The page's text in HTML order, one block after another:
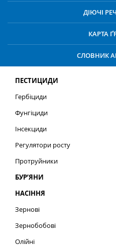
ДІЮЧІ
КАРТА
СЛОВНИК
ПЕСТИЦИДИ
Гербіциди
Фунгіциди
Інсекциди
Регулятори росту
Протруйники
БУР’ЯНИ
НАСІННЯ
Зернові
Зернобобові
Олійні